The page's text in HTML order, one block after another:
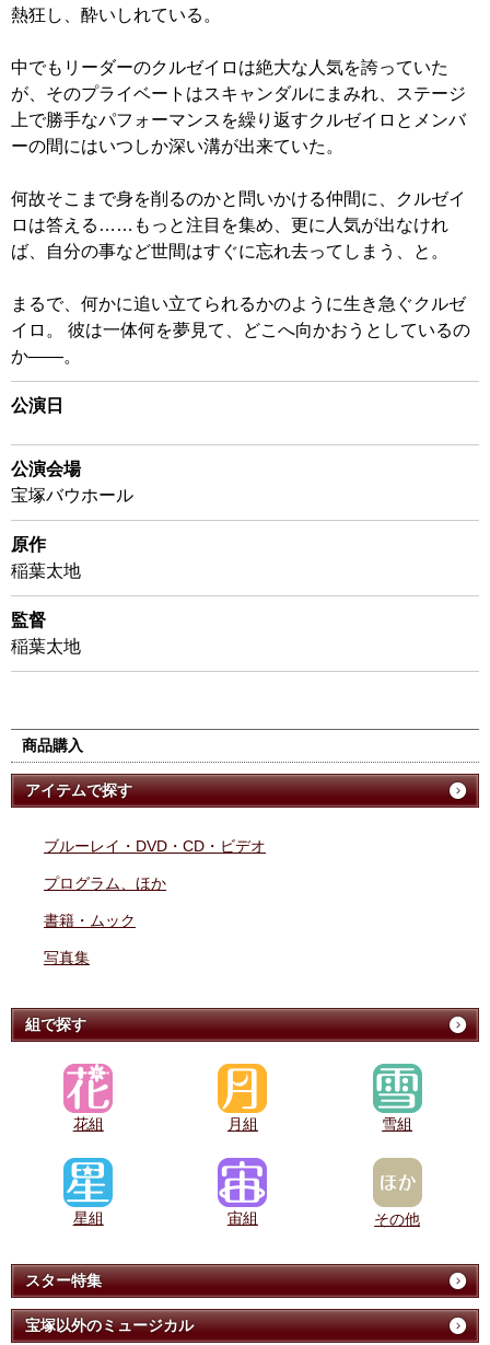
熱狂し、酔いしれている。
中でもリーダーのクルゼイロは絶大な人気を誇っていた
が、そのプライベートはスキャンダルにまみれ、ステージ
上で勝手なパフォーマンスを繰り返すクルゼイロとメンバ
ーの間にはいつしか深い溝が出来ていた。
何故そこまで身を削るのかと問いかける仲間に、クルゼイ
ロは答える……もっと注目を集め、更に人気が出なけれ
ば、自分の事など世間はすぐに忘れ去ってしまう、と。
まるで、何かに追い立てられるかのように生き急ぐクルゼ
イロ。 彼は一体何を夢見て、どこへ向かおうとしているの
か――。
公演日
公演会場
宝塚バウホール
原作
稲葉太地
監督
稲葉太地
商品購入
アイテムで探す
ブルーレイ・DVD・CD・ビデオ
プログラム、ほか
書籍・ムック
写真集
組で探す
花組 月組 雪組
星組 宙組 その他
スター特集
宝塚以外のミュージカル